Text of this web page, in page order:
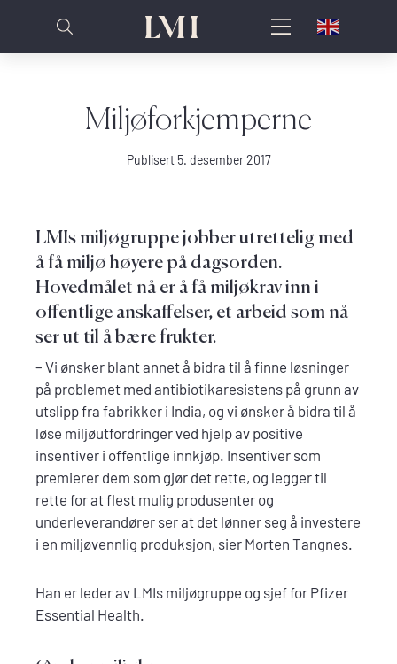
Miljøforkjemperne
Publisert 5. desember 2017
LMIs miljøgruppe jobber utrettelig med
å få miljø høyere på dagsorden.
Hovedmålet nå er å få miljøkrav inn i
offentlige anskaffelser, et arbeid som nå
ser ut til å bære frukter.
– Vi ønsker blant annet å bidra til å finne løsninger
på problemet med antibiotikaresistens på grunn av
utslipp fra fabrikker i India, og vi ønsker å bidra til å
løse miljøutfordringer ved hjelp av positive
insentiver i offentlige innkjøp. Insentiver som
premierer dem som gjør det rette, og legger til
rette for at flest mulig produsenter og
underleverandører ser at det lønner seg å investere
i en miljøvennlig produksjon, sier Morten Tangnes.
Han er leder av LMIs miljøgruppe og sjef for Pfizer
Essential Health.